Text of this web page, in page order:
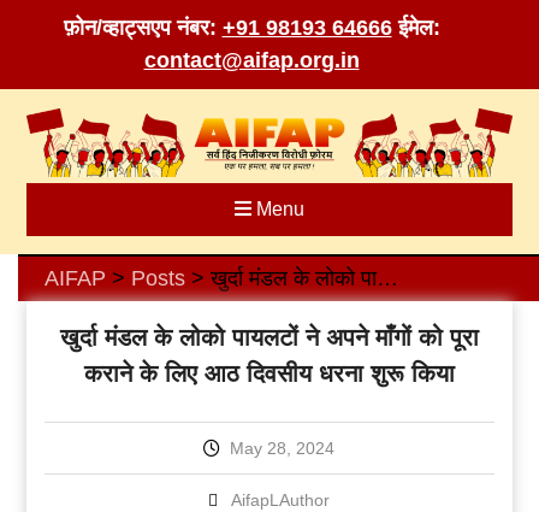
फ़ोन/व्हाट्सएप नंबर: +91 98193 64666 ईमेल:
contact@aifap.org.in
content
Menu
AIFAP > Posts> खुर्दा मंडल के लोको पायलटों ने अपने माँगों को पूरा कराने के लिए आठ दिवसीय धरना शुरू किया
खुर्दा मंडल के लोको पायलटों ने अपने माँगों को पूरा
कराने के लिए आठ दिवसीय धरना शुरू किया
May 28, 2024
AifapLAuthor